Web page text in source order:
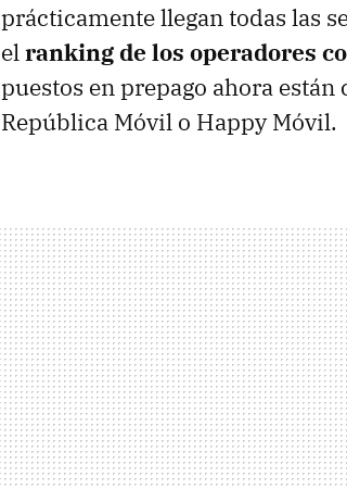
prácticamente llegan todas las
elranking de los operadores
puestos en prepago ahora
República Móvil o Happy Móvil.